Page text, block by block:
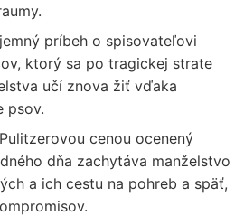
príbeh o spisovateľovi
ktorý sa po tragickej strate
učí znova žiť vďaka
psov.
cenou ocenený
dňa zachytáva manželstvo
a ich cestu na pohreb a späť,